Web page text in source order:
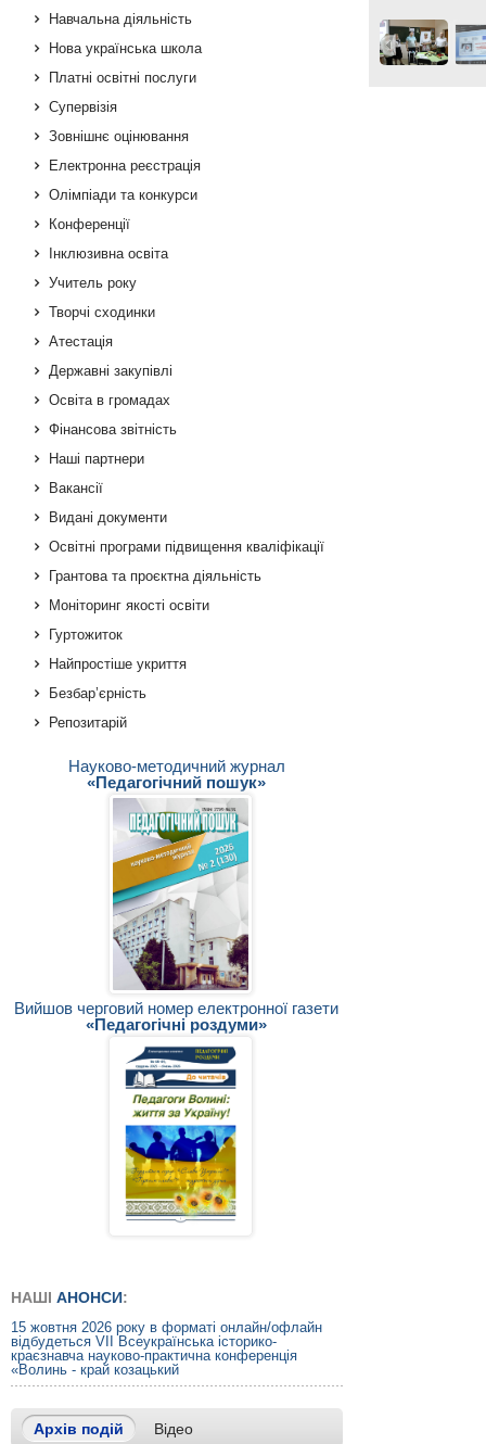
Навчальна діяльність
Нова українська школа
Платні освітні послуги
Супервізія
Зовнішнє оцінювання
Електронна реєстрація
Олімпіади та конкурси
Конференції
Інклюзивна освіта
Учитель року
Творчі сходинки
Атестація
Державні закупівлі
Освіта в громадах
Фінансова звітність
Наші партнери
Вакансії
Видані документи
Освітні програми підвищення кваліфікації
Грантова та проєктна діяльність
Моніторинг якості освіти
Гуртожиток
Найпростіше укриття
Безбар’єрність
Репозитарій
Науково-методичний журнал
«Педагогічний пошук»
Вийшов черговий номер електронної газети
«Педагогічні роздуми»
НАШІ АНОНСИ:
15 жовтня 2026 року в форматі онлайн/офлайн
відбудеться VIІ Всеукраїнська історико-
краєзнавча науково-практична конференція
«Волинь - край козацький
Архів подій Відео